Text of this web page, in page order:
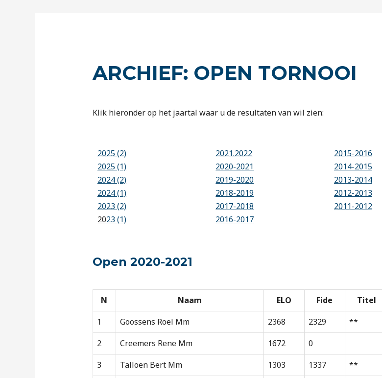
ARCHIEF: OPEN TORNOOI
Klik hieronder op het jaartal waar u de resultaten van wil zien:
2025 (2)
2025 (1)
2024 (2)
2024 (1)
2023 (2)
2023 (1)
2021.2022
2020-2021
2019-2020
2018-2019
2017-2018
2016-2017
2015-2016
2014-2015
2013-2014
2012-2013
2011-2012
Open 2020-2021
N Naam ELO Fide Titel
1
Goossens Roel Mm 2368 2329 **
2
Creemers Rene Mm 1672 0
3
Talloen Bert Mm 1303 1337 **